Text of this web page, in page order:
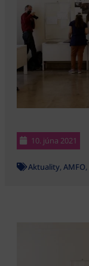
10. júna 2021
Aktuality, AMFO,